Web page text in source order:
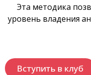
Эта методика
уровень владения
Вступить в клуб